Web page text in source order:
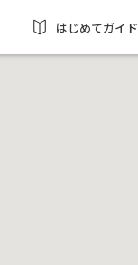
はじめてガイド